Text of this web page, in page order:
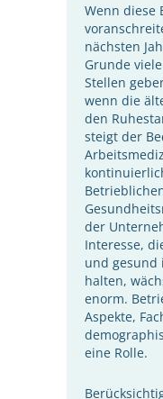
Wenn diese
nächsten
Grunde
Stellen
wenn die
den
steigt der
der
Interesse,
und gesund
halten,
enorm.
Aspekte,
eine Rolle.